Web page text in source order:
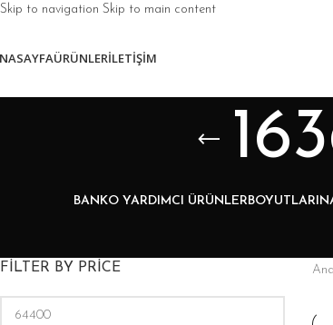
Skip to navigation Skip to main content
ÜRÜNLERİLETIŞIM
BANKO YARDIMCI ÜRÜNLER
FILTER BY PRICE